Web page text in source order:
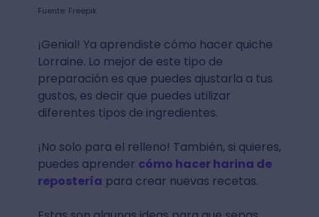
Fuente: Freepik
¡Genial! Ya aprendiste cómo hacer quiche
Lorraine. Lo mejor de este tipo de
preparación es que puedes ajustarla a tus
gustos, es decir que puedes utilizar
diferentes tipos de ingredientes.
¡No solo para el relleno! También, si quieres,
puedes aprender cómo hacer harina de
repostería para crear nuevas recetas.